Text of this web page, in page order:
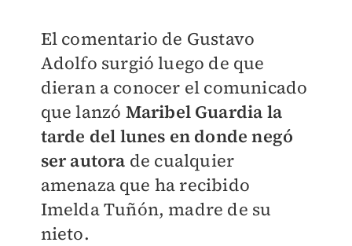
El comentario de Gustavo
Adolfo surgió luego de que
dieran a conocer el comunicado
que lanzó Maribel Guardia la
tarde del lunes en donde negó
ser autora de cualquier
amenaza que ha recibido
Imelda Tuñón, madre de su
nieto.